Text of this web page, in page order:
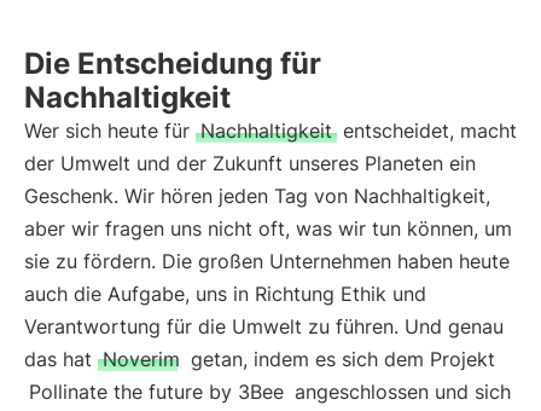
Die Entscheidung für
Nachhaltigkeit
Wer sich heute für Nachhaltigkeit entscheidet, macht
der Umwelt und der Zukunft unseres Planeten ein
Geschenk. Wir hören jeden Tag von Nachhaltigkeit,
aber wir fragen uns nicht oft, was wir tun können, um
sie zu fördern. Die großen Unternehmen haben heute
auch die Aufgabe, uns in Richtung Ethik und
Verantwortung für die Umwelt zu führen. Und genau
das hat Noverim getan, indem es sich dem Projekt
Pollinate the future by 3Bee angeschlossen und sich